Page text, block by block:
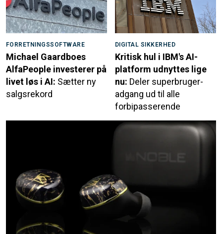
FORRETNINGSSOFTWARE
Michael Gaardboes
AlfaPeople investerer på
livet løs i AI: Sætter ny
salgsrekord
DIGITAL SIKKERHED
Kritisk hul i IBM's AI-
platform udnyttes lige
nu: Deler superbruger-
adgang ud til alle
forbipasserende